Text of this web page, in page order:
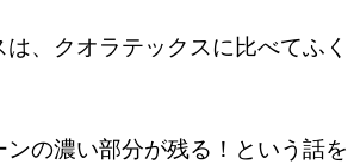
、クオラテックスに比べてふく
の濃い部分が残る！という話を